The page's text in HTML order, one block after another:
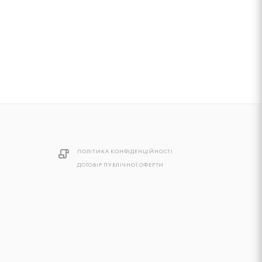
ПОЛІТИКА КОНФІДЕНЦІЙНОСТІ
ДОГОВІР ПУБЛІЧНОЇ ОФЕРТИ